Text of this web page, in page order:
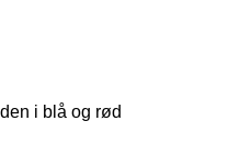
i blå og rød